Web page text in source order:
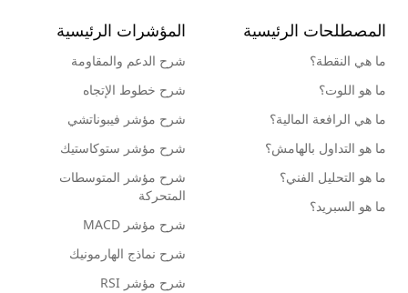
المصطلحات الرئيسية
ما هي النقطة؟
ما هو اللوت؟
ما هي الرافعة المالية؟
ما هو التداول بالهامش؟
ما هو التحليل الفني؟
ما هو السبريد؟
المؤشرات الرئيسية
شرح الدعم والمقاومة
شرح خطوط الإتجاه
شرح مؤشر فيبوناتشي
شرح مؤشر ستوكاستيك
شرح مؤشر المتوسطات
المتحركة
شرح مؤشر MACD
شرح نماذج الهارمونيك
شرح مؤشر RSI